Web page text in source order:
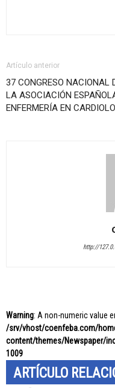
Artículo anterior
37 CONGRESO NACIONAL
LA ASOCIACIÓN
ENFERMERÍA EN
http://
Warning: A non-numeric value
/srv/vhost/coenfeba.com/
content/themes/Newspaper/
1009
ARTÍCULO